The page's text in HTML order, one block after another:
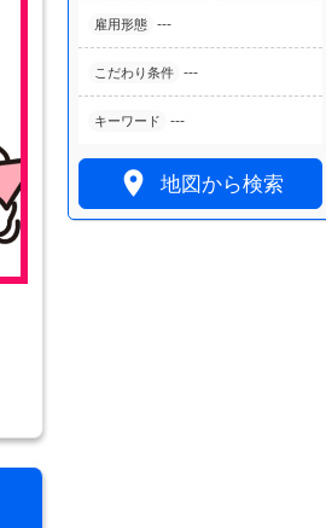
雇用形態 ---
こだわり条件 ---
キーワード ---
 地図から検索